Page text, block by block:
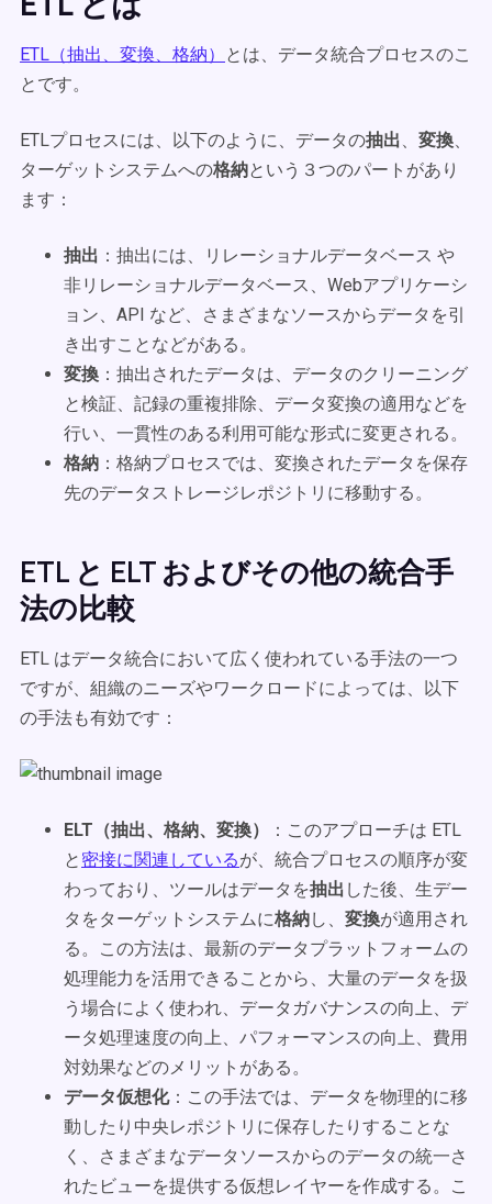
ETL（抽出、変換、格納）
とは、データ統合プロセスのこ
とです。
ETLプロセスには、以下のように、データの抽出、 変換、
ターゲットシステムへの格納という３つのパートがあり
ます：
抽出 ：抽出には、リレーショナルデータベース や
非リレーショナルデータベース、Webアプリケーシ
ョン、API など、さまざまなソースからデータを引
き出すことなどがある。
変換 ：抽出されたデータは、データのクリーニング
と検証、記録の重複排除、データ変換の適用などを
行い、一貫性のある利用可能な形式に変更される。
格納 ：格納プロセスでは、変換されたデータを保存
先のデータストレージレポジトリに移動する。
ETL と ELT およびその他の統合手
法の比較
ETL はデータ統合において広く使われている手法の一つ
ですが、組織のニーズやワークロードによっては、以下
の手法も有効です：
ELT（抽出、格納、変換）
：このアプローチは ETL
と 密接に関連しているが、統合プロセスの順序が変
わっており、ツールはデータを抽出 した後、生デー
タをターゲットシステムに格納し、 変換が適用され
る。この方法は、最新のデータプラットフォームの
処理能力を活用できることから、大量のデータを扱
う場合によく使われ、データガバナンスの向上、デ
ータ処理速度の向上、パフォーマンスの向上、費用
対効果などのメリットがある。
データ仮想化：この手法では、データを物理的に移
動したり中央レポジトリに保存したりすることな
く、さまざまなデータソースからのデータの統一さ
れたビューを提供する仮想レイヤーを作成する。こ